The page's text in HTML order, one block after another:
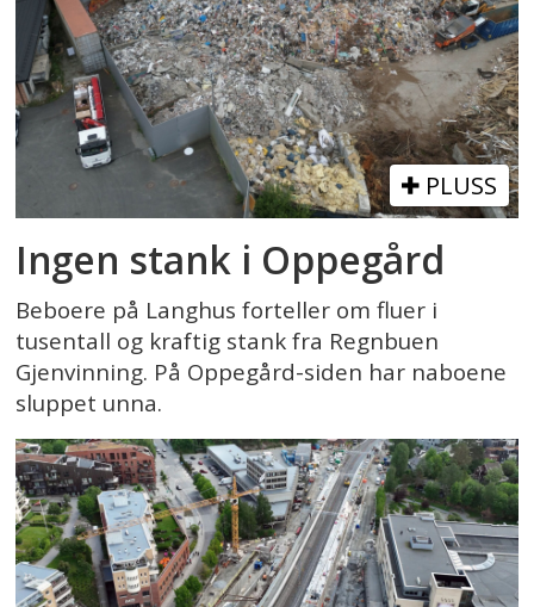
PLUSS
Ingen stank i Oppegård
Beboere på Langhus forteller om fluer i
tusentall og kraftig stank fra Regnbuen
Gjenvinning. På Oppegård-siden har naboene
sluppet unna.